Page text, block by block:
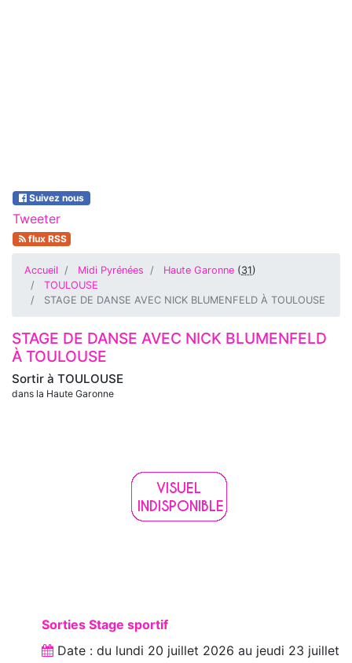
Suivez nous
Tweeter
flux RSS
Accueil Midi Pyrénées Haute Garonne (31)
TOULOUSE
STAGE DE DANSE AVEC NICK BLUMENFELD À TOULOUSE
Sortir à TOULOUSE
dans la Haute Garonne
STAGE DE DANSE AVEC NICK BLUMENFELD
À TOULOUSE
Sorties Stage sportif
Date : du lundi 20 juillet 2026 au jeudi 23 juillet